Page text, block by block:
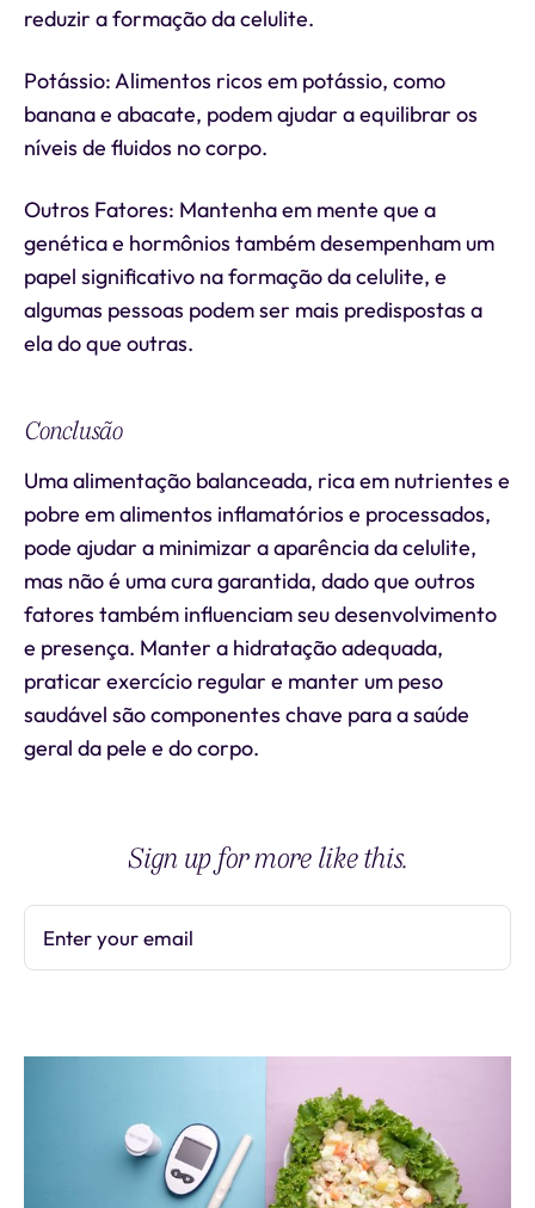
reduzir a formação da celulite.
Potássio: Alimentos ricos em potássio, como
banana e abacate, podem ajudar a equilibrar os
níveis de fluidos no corpo.
Outros Fatores: Mantenha em mente que a
genética e hormônios também desempenham um
papel significativo na formação da celulite, e
algumas pessoas podem ser mais predispostas a
ela do que outras.
Conclusão
Uma alimentação balanceada, rica em nutrientes e
pobre em alimentos inflamatórios e processados,
pode ajudar a minimizar a aparência da celulite,
mas não é uma cura garantida, dado que outros
fatores também influenciam seu desenvolvimento
e presença. Manter a hidratação adequada,
praticar exercício regular e manter um peso
saudável são componentes chave para a saúde
geral da pele e do corpo.
Sign up for more like this.
Enter your email